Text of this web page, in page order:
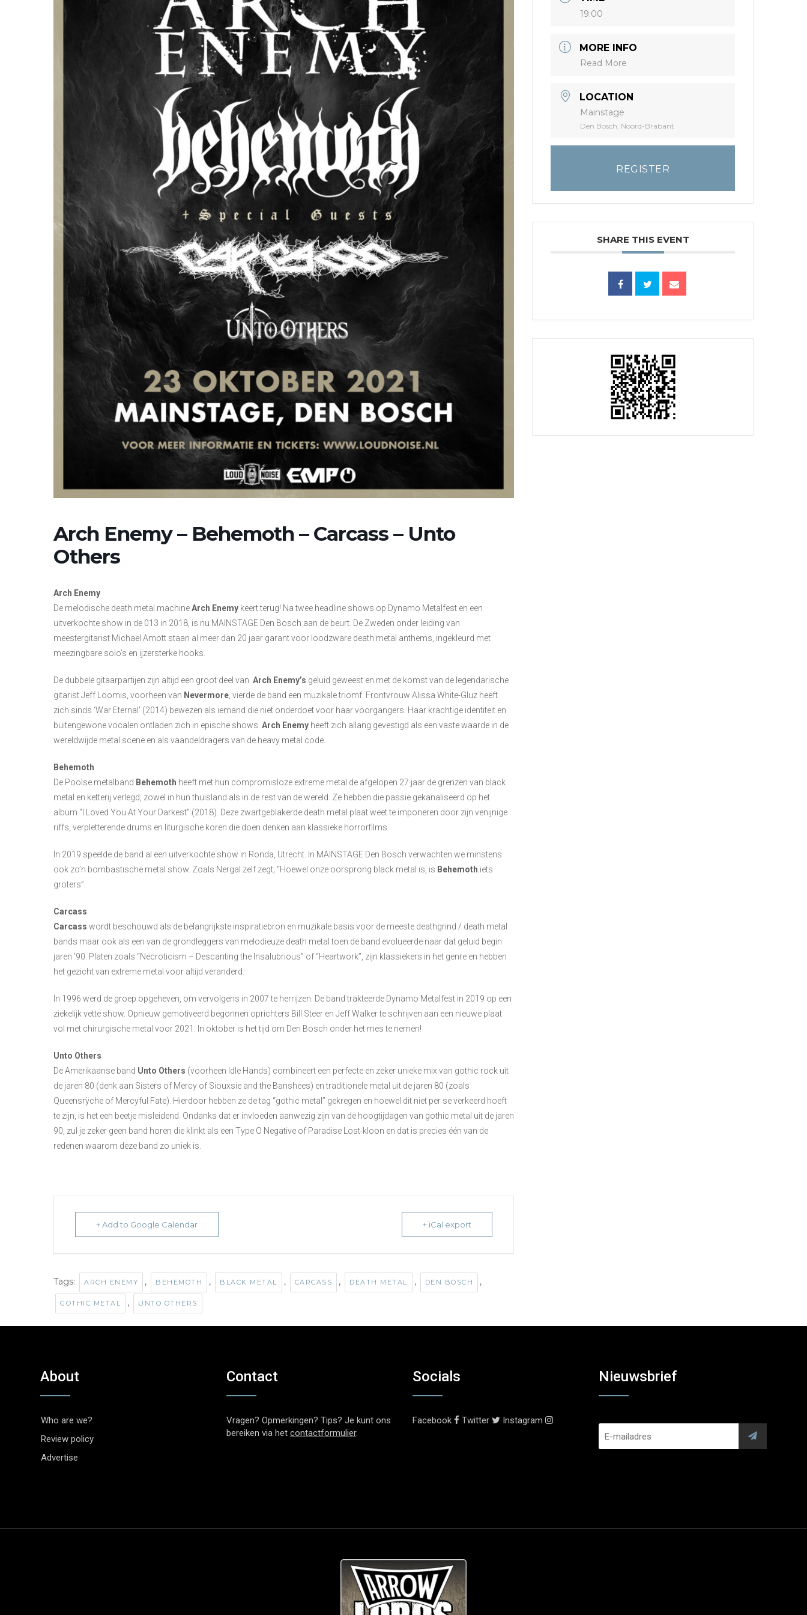
Arch Enemy – Behemoth – Carcass – Unto
Others
Arch Enemy
De melodische death metal machineArch Enemy keert terug! Na twee headline shows op Dynamo Metalfest en een
uitverkochte show in de 013 in 2018, is nu MAINSTAGE Den Bosch aan de beurt. De Zweden onder leiding van
meestergitarist Michael Amott staan al meer dan 20 jaar garant voor loodzware death metal anthems, ingekleurd met
meezingbare solo’s en ijzersterke hooks.
De dubbele gitaarpartijen zijn altijd een groot deel van Arch Enemy’s geluid geweest en met de komst van de legendarische
gitarist Jeff Loomis, voorheen van Nevermore , vierde de band een muzikale triomf. Frontvrouw Alissa White-Gluz heeft
zich sinds ‘War Eternal’ (2014) bewezen als iemand die niet onderdoet voor haar voorgangers. Haar krachtige identiteit en
buitengewone vocalen ontladen zich in epische shows. Arch Enemy heeft zich allang gevestigd als een vaste waarde in de
wereldwijde metal scene en als vaandeldragers van de heavy metal code.
Behemoth
De Poolse metalband Behemoth heeft met hun compromisloze extreme metal de afgelopen 27 jaar de grenzen van black
metal en ketterij verlegd, zowel in hun thuisland als in de rest van de wereld. Ze hebben die passie gekanaliseerd op het
album “I Loved You At Your Darkest” (2018). Deze zwartgeblakerde death metal plaat weet te imponeren door zijn venijnige
riffs, verpletterende drums en liturgische koren die doen denken aan klassieke horrorfilms.
In 2019 speelde de band al een uitverkochte show in Ronda, Utrecht. In MAINSTAGE Den Bosch verwachten we minstens
ook zo’n bombastische metal show. Zoals Nergal zelf zegt; “Hoewel onze oorsprong black metal is, is Behemoth iets
groters”.
Carcass
Carcass wordt beschouwd als de belangrijkste inspiratiebron en muzikale basis voor de meeste deathgrind / death metal
bands maar ook als een van de grondleggers van melodieuze death metal toen de band evolueerde naar dat geluid begin
jaren ’90. Platen zoals “Necroticism – Descanting the Insalubrious” of “Heartwork”, zijn klassiekers in het genre en hebben
het gezicht van extreme metal voor altijd veranderd.
In 1996 werd de groep opgeheven, om vervolgens in 2007 te herrijzen. De band trakteerde Dynamo Metalfest in 2019 op een
ziekelijk vette show. Opnieuw gemotiveerd begonnen oprichters Bill Steer en Jeff Walker te schrijven aan een nieuwe plaat
vol met chirurgische metal voor 2021. In oktober is het tijd om Den Bosch onder het mes te nemen!
Unto Others
De Amerikaanse band Unto Others (voorheen Idle Hands) combineert een perfecte en zeker unieke mix van gothic rock uit
de jaren 80 (denk aan Sisters of Mercy of Siouxsie and the Banshees) en traditionele metal uit de jaren 80 (zoals
Queensrÿche of Mercyful Fate). Hierdoor hebben ze de tag “gothic metal” gekregen en hoewel dit niet per se verkeerd hoeft
te zijn, is het een beetje misleidend. Ondanks dat er invloeden aanwezig zijn van de hoogtijdagen van gothic metal uit de jaren
90, zul je zeker geen band horen die klinkt als een Type O Negative of Paradise Lost-kloon en dat is precies één van de
redenen waarom deze band zo uniek is.
+ Add to Google Calendar + iCal export
Tags: ARCH ENEMY , BEHEMOTH , BLACK METAL , CARCASS , DEATH METAL , DEN BOSCH ,
GOTHIC METAL , UNTO OTHERS
19:00
MORE INFO
Read More
LOCATION
Mainstage
Den Bosch, Noord-Brabant
REGISTER
SHARE THIS EVENT
About
Who are we?
Review policy
Advertise
Contact
Vragen? Opmerkingen? Tips? Je kunt ons
bereiken via het contactformulier.
Socials
Facebook Twitter Instagram
Nieuwsbrief